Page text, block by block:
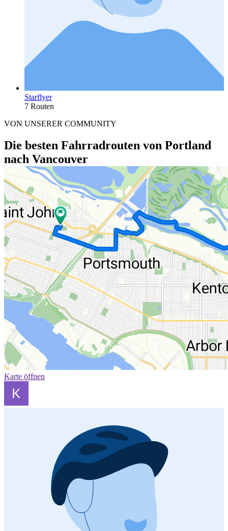
Starflyer
7 Routen
VON UNSERER COMMUNITY
Die besten Fahrradrouten von Portland
nach Vancouver
Karte öffnen